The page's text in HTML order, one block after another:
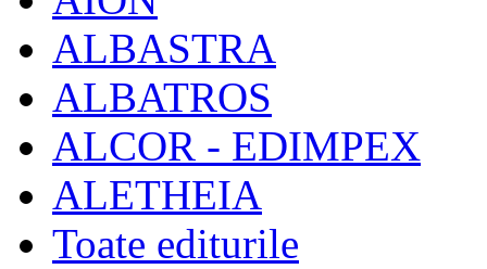
ALBASTRA
ALBATROS
ALCOR - EDIMPEX
ALETHEIA
Toate editurile